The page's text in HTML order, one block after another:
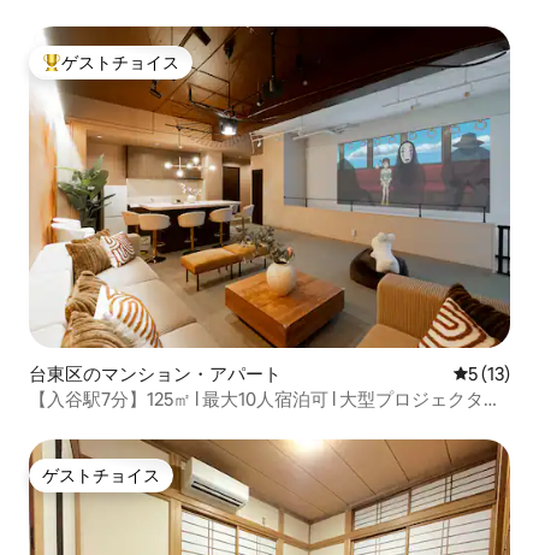
大好評のゲストチョイスです。
ゲストチョイス
台東区のマンション・アパート レビュー
5 (13)
【入谷駅7分】125㎡ l 最大10人宿泊可 l 大型プロジェクター l
ゲストチョイス
ゲストチョイス